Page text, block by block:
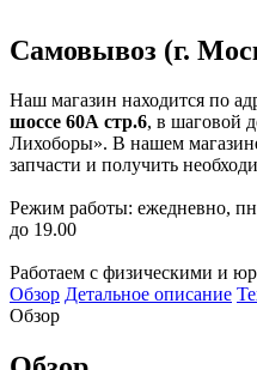
Самовывоз (г.
Наш магазин находится по
шоссе 60А стр.6, в шаговой
Лихоборы». В нашем
запчасти и получить
Режим работы: ежедневно,
до 19.00
Работаем с физическими и
Обзор Детальное описание
Обзор